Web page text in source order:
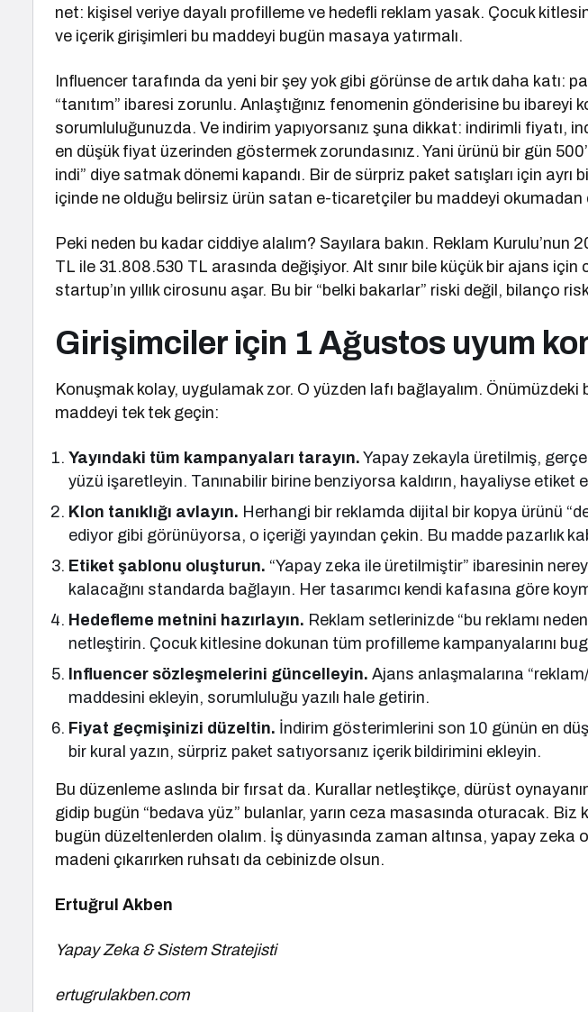
net: kişisel veriye dayalı profilleme ve hedefli reklam yasak. Çocuk
ve içerik girişimleri bu maddeyi bugün masaya yatırmalı.
Influencer tarafında da yeni bir şey yok gibi görünse de artık daha katı:
“tanıtım” ibaresi zorunlu. Anlaştığınız fenomenin gönderisine bu ibareyi
sorumluluğunuzda. Ve indirim yapıyorsanız şuna dikkat: indirimli fiyatı,
en düşük fiyat üzerinden göstermek zorundasınız. Yani ürünü bir gün
indi” diye satmak dönemi kapandı. Bir de sürpriz paket satışları için ayrı
içinde ne olduğu belirsiz ürün satan e-ticaretçiler bu maddeyi
Peki neden bu kadar ciddiye alalım? Sayılara bakın. Reklam Kurulu’nun
TL ile 31.808.530 TL arasında değişiyor. Alt sınır bile küçük bir ajans için
startup’ın yıllık cirosunu aşar. Bu bir “belki bakarlar” riski değil, bilanço
Girişimciler için 1 Ağustos uyum
Konuşmak kolay, uygulamak zor. O yüzden lafı bağlayalım.
maddeyi tek tek geçin:
Yayındaki tüm kampanyaları tarayın. Yapay zekayla üretilmiş,
yüzü işaretleyin. Tanınabilir birine benziyorsa kaldırın, hayaliyse etiket
Klon tanıklığı avlayın. Herhangi bir reklamda dijital bir kopya ürünü
ediyor gibi görünüyorsa, o içeriği yayından çekin. Bu madde pazarlık
Etiket şablonu oluşturun. “Yapay zeka ile üretilmiştir” ibaresinin
kalacağını standarda bağlayın. Her tasarımcı kendi kafasına göre
Hedefleme metnini hazırlayın. Reklam setlerinizde “bu reklamı
netleştirin. Çocuk kitlesine dokunan tüm profilleme kampanyalarını
Influencer sözleşmelerini güncelleyin. Ajans anlaşmalarına
maddesini ekleyin, sorumluluğu yazılı hale getirin.
Fiyat geçmişinizi düzeltin. İndirim gösterimlerini son 10 günün en
bir kural yazın, sürpriz paket satıyorsanız içerik bildirimini ekleyin.
Bu düzenleme aslında bir fırsat da. Kurallar netleştikçe, dürüst
gidip bugün “bedava yüz” bulanlar, yarın ceza masasında oturacak. Biz
bugün düzeltenlerden olalım. İş dünyasında zaman altınsa, yapay zeka
madeni çıkarırken ruhsatı da cebinizde olsun.
Ertuğrul Akben
Yapay Zeka & Sistem Stratejisti
ertugrulakben.com